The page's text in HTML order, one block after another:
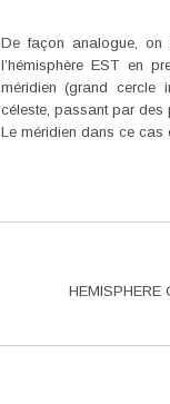
De façon analogue, on
l’hémisphère EST en
méridien (grand cercle
céleste, passant par des
Le méridien dans ce cas
HEMISPHERE